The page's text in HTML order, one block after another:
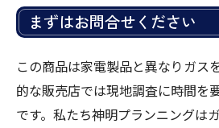
まずはお問合せください
この商品は家電製品と異なりガス
的な販売店では現地調査に時間を
です。私たち神明プランニングは